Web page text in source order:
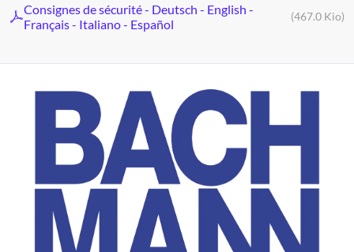
Consignes de sécurité - Deutsch - English -
Français - Italiano - Español
(467.0 Kio)